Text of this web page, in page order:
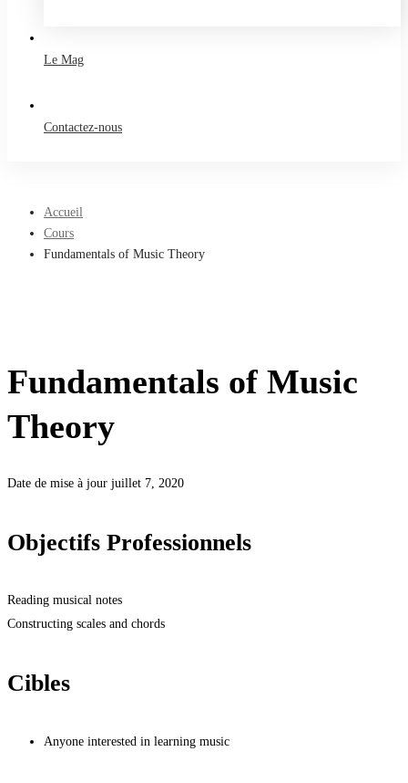
Le Mag
Contactez-nous
Accueil
Cours
Fundamentals of Music Theory
Fundamentals of Music
Theory
Date de mise à jour juillet 7, 2020
Objectifs Professionnels
Reading musical notes
Constructing scales and chords
Cibles
Anyone interested in learning music